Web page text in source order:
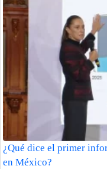
¿Qué dice el primer
en México?